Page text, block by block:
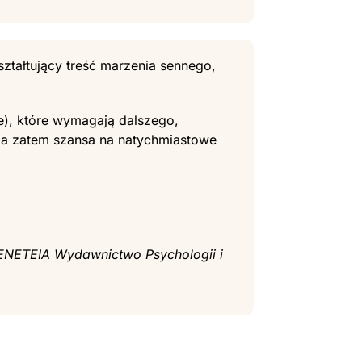
treść marzenia sennego,
które wymagają dalszego,
zatem szansa na natychmiastowe
Wydawnictwo Psychologii i